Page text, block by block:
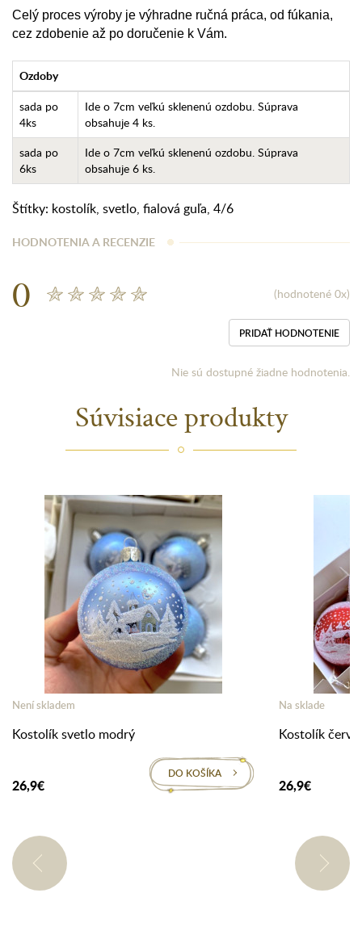
Celý proces výroby je výhradne ručná práca, od fúkania,
cez zdobenie až po doručenie k Vám.
Ozdoby
sada po
4ks
Ide o 7cm veľkú sklenenú ozdobu. Súprava
obsahuje 4 ks.
sada po
6ks
Ide o 7cm veľkú sklenenú ozdobu. Súprava
obsahuje 6 ks.
Štítky: kostolík, svetlo, fialová guľa, 4/6
HODNOTENIA A RECENZIE
0 (hodnotené 0x)
PRIDAŤ HODNOTENIE
Nie sú dostupné žiadne hodnotenia.
Súvisiace produkty
Není skladem
Kostolík svetlo modrý
26,9€
DO KOŠÍKA
Na sklade
Kostolík
26,9€